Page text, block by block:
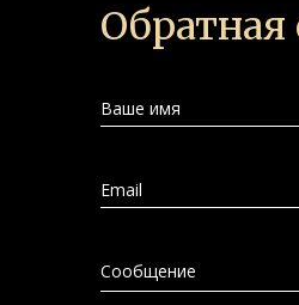
Обратная
Ваше имя
Email
Сообщение